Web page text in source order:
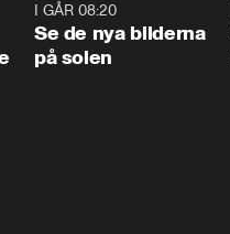
I GÅR 08:20
Se de nya bilderna
på solen